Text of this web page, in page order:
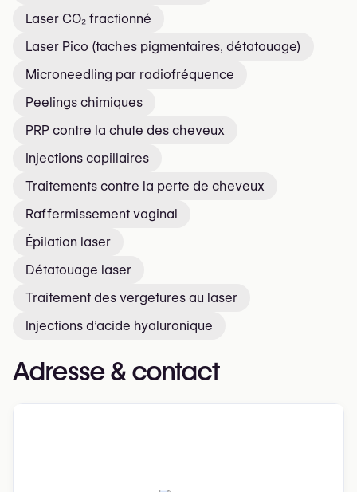
Laser CO₂ fractionné
Laser Pico (taches pigmentaires, détatouage)
Microneedling par radiofréquence
Peelings chimiques
PRP contre la chute des cheveux
Injections capillaires
Traitements contre la perte de cheveux
Raffermissement vaginal
Épilation laser
Détatouage laser
Traitement des vergetures au laser
Injections d’acide hyaluronique
Adresse & contact